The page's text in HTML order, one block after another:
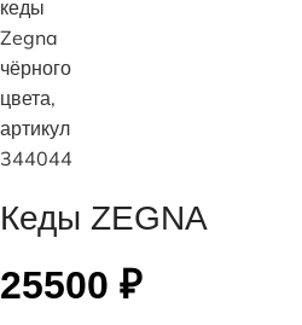
Кеды ZEGNA
25500 ₽